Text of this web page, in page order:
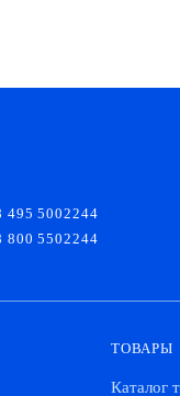
495 5002244
800 5502244
ТОВАРЫ
Каталог